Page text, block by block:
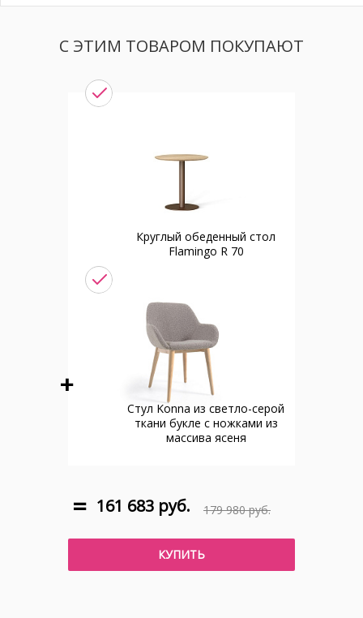
С ЭТИМ ТОВАРОМ ПОКУПАЮТ
Круглый обеденный стол
Flamingo R 70
Стул Konna из светло-серой
ткани букле с ножками из
массива ясеня
179 980 руб.
161 683 руб.
КУПИТЬ